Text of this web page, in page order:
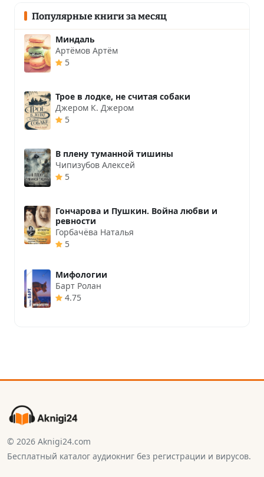
Популярные книги за месяц
Миндаль
Артёмов Артём
5
Трое в лодке, не считая собаки
Джером К. Джером
5
В плену туманной тишины
Чипизубов Алексей
5
Гончарова и Пушкин. Война любви и
ревности
Горбачёва Наталья
5
Мифологии
Барт Ролан
4.75
© 2026 Aknigi24.com
Бесплатный каталог аудиокниг без регистрации и вирусов.